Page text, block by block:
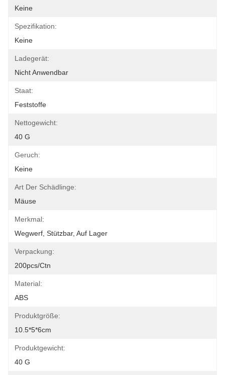
Keine
Spezifikation:
Keine
Ladegerät:
Nicht Anwendbar
Staat:
Feststoffe
Nettogewicht:
40 G
Geruch:
Keine
Art Der Schädlinge:
Mäuse
Merkmal:
Wegwerf, Stützbar, Auf Lager
Verpackung:
200pcs/ctn
Material:
ABS
Produktgröße:
10.5*5*6cm
Produktgewicht:
40 G